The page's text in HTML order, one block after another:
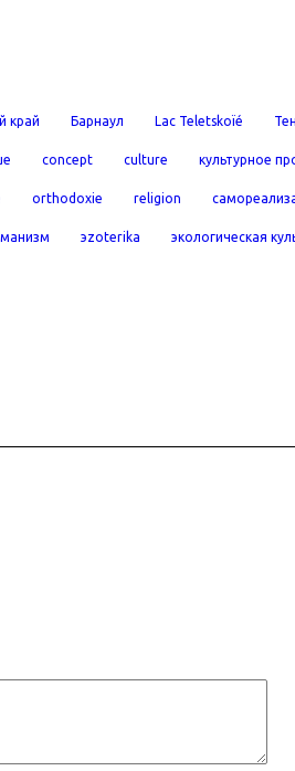
край Барнаул Lac Teletskoïé
concept culture культурное
orthodoxie religion
эzoterika экологическая